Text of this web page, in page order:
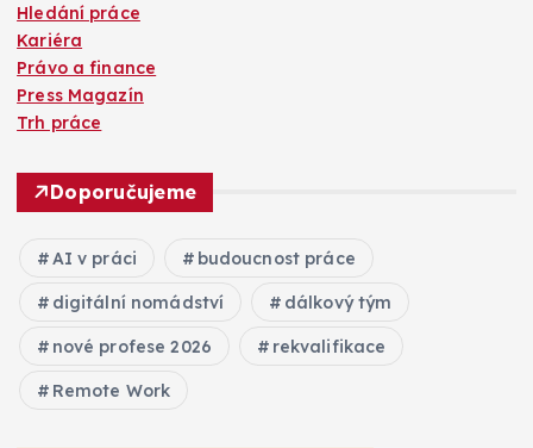
Hledání práce
Kariéra
Právo a finance
Press Magazín
Trh práce
Doporučujeme
AI v práci budoucnost práce
digitální nomádství dálkový tým
nové profese 2026 rekvalifikace
Remote Work